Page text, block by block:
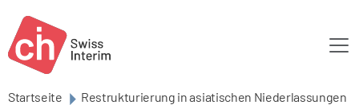
Startseite Restrukturierung in asiatischen Niederlassungen